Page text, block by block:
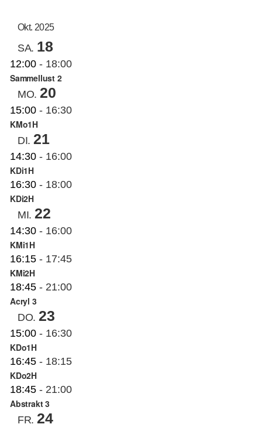
KUNSTSCHULE
KRONBERGER MALERKOLONIE
SUCHE
NACH:
auswählen.
Okt. 2025
SA. 18
12:00 - 18:00
Sammellust 2
MO. 20
15:00 - 16:30
KMo1H
DI. 21
14:30 - 16:00
KDi1H
16:30 - 18:00
KDi2H
MI. 22
14:30 - 16:00
KMi1H
16:15 - 17:45
KMi2H
18:45 - 21:00
Acryl 3
DO. 23
15:00 - 16:30
KDo1H
16:45 - 18:15
KDo2H
18:45 - 21:00
Abstrakt 3
FR. 24